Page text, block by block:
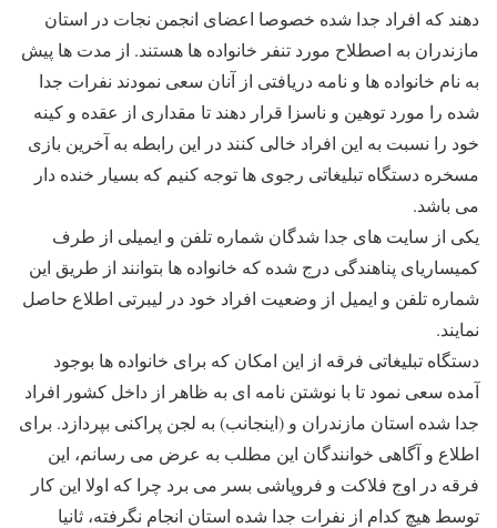
دهند که افراد جدا شده خصوصا اعضای انجمن نجات در استان
مازندران به اصطلاح مورد تنفر خانواده ها هستند. از مدت ها پیش
به نام خانواده ها و نامه دریافتی از آنان سعی نمودند نفرات جدا
شده را مورد توهین و ناسزا قرار دهند تا مقداری از عقده و کینه
خود را نسبت به این افراد خالی کنند در این رابطه به آخرین بازی
مسخره دستگاه تبلیغاتی رجوی ها توجه کنیم که بسیار خنده دار
می باشد.
یکی از سایت های جدا شدگان شماره تلفن و ایمیلی از طرف
کمیساریای پناهندگی درج شده که خانواده ها بتوانند از طریق این
شماره تلفن و ایمیل از وضعیت افراد خود در لیبرتی اطلاع حاصل
نمایند.
دستگاه تبلیغاتی فرقه از این امکان که برای خانواده ها بوجود
آمده سعی نمود تا با نوشتن نامه ای به ظاهر از داخل کشور افراد
جدا شده استان مازندران و (اینجانب) به لجن پراکنی بپردازد. برای
اطلاع و آگاهی خوانندگان این مطلب به عرض می رسانم، این
فرقه در اوج فلاکت و فروپاشی بسر می برد چرا که اولا این کار
توسط هیچ کدام از نفرات جدا شده استان انجام نگرفته، ثانیا